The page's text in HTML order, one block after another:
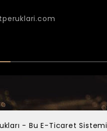
- Bu E-Ticaret Sistemi